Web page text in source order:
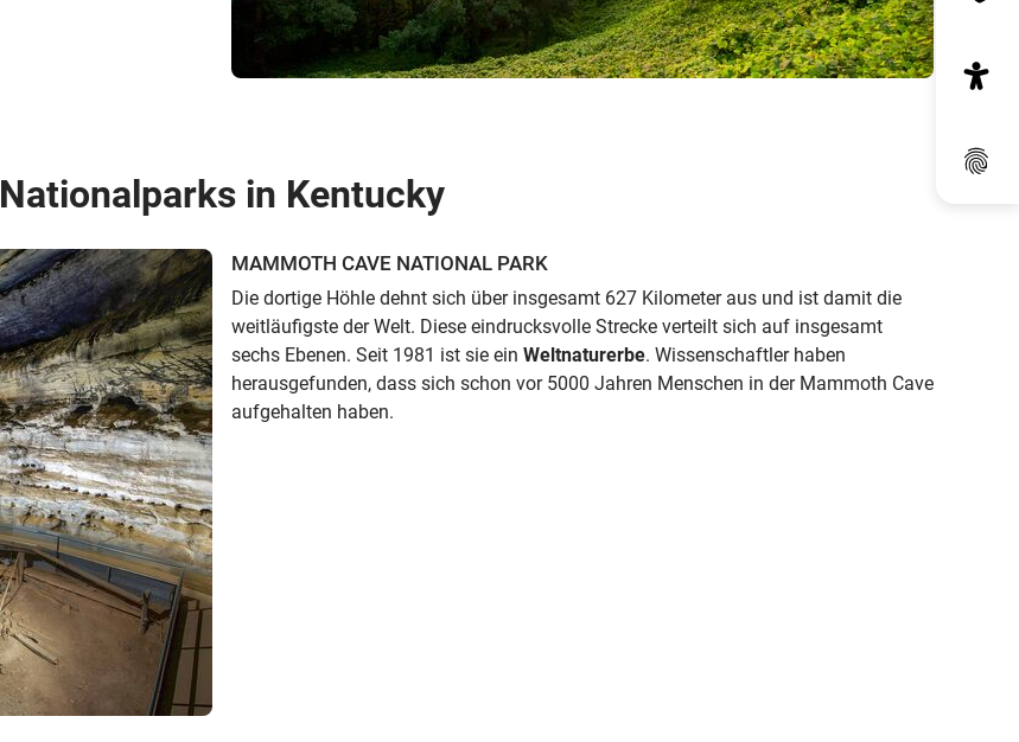
Nationalparks in Kentucky
MAMMOTH CAVE NATIONAL PARK
Die dortige Höhle dehnt sich über insgesamt 627 Kilometer aus und ist damit die
weitläufigste der Welt. Diese eindrucksvolle Strecke verteilt sich auf insgesamt
sechs Ebenen. Seit 1981 ist sie ein Weltnaturerbe. Wissenschaftler haben
herausgefunden, dass sich schon vor 5000 Jahren Menschen in der Mammoth Cave
aufgehalten haben.